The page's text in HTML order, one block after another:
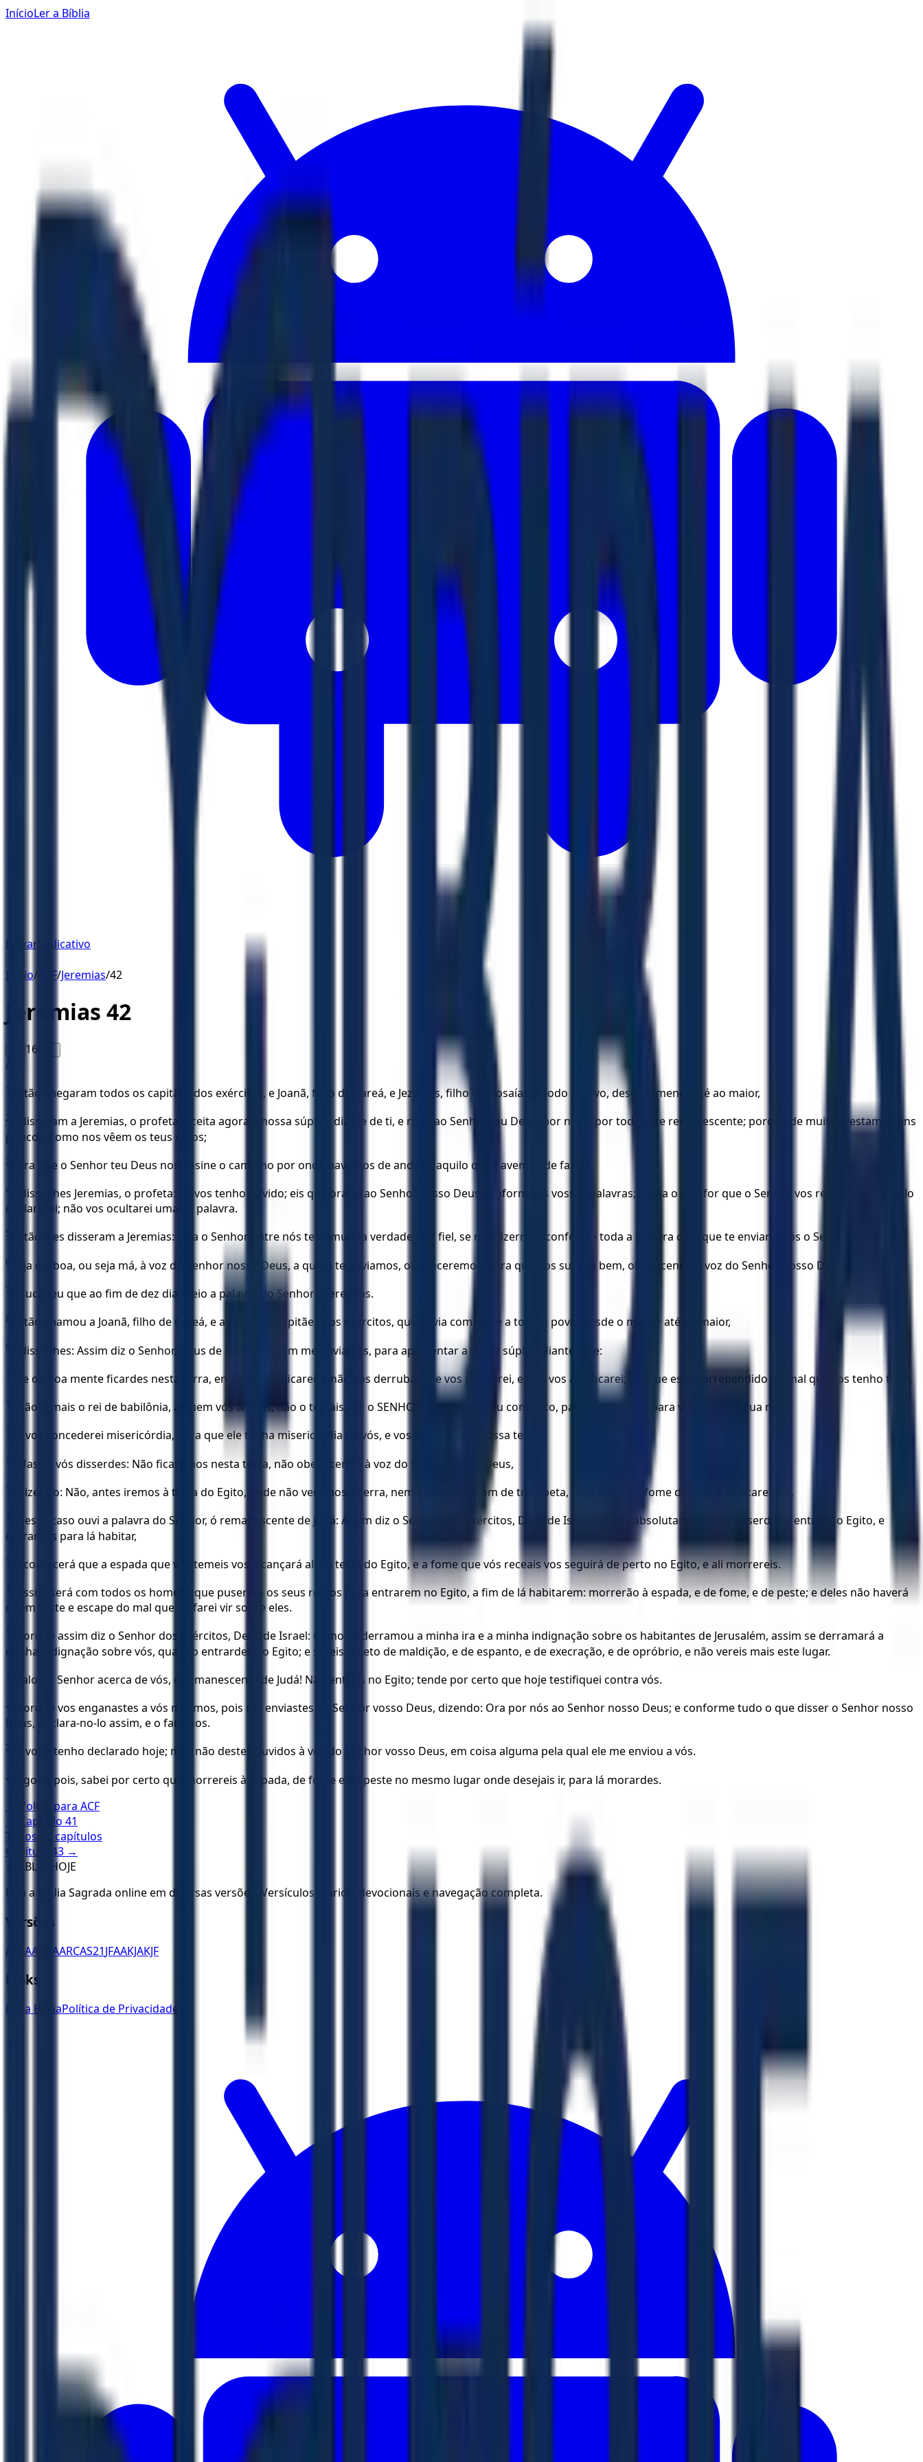
InícioLer a Bíblia
Baixar Aplicativo
Início/ ACF/Jeremias/42
Jeremias 42
16 A+
ACF
1 Então chegaram todos os capitães dos exércitos, e Joanã, filho de Careá, e Jezanias, filho de Hosaías, e todo o povo, desde o menor até ao maior,
2
E disseram a Jeremias, o profeta: Aceita agora a nossa súplica diante de ti, e roga ao Senhor teu Deus, por nós e por todo este remanescente; porque de muitos restamos uns
poucos, como nos vêem os teus olhos;
3 Para que o Senhor teu Deus nos ensine o caminho por onde havemos de andar e aquilo que havemos de fazer.
4
E disse-lhes Jeremias, o profeta: Eu vos tenho ouvido; eis que orarei ao Senhor vosso Deus conforme as vossas palavras; e seja o que for que o Senhor vos responder eu vo-lo
declararei; não vos ocultarei uma só palavra.
5 Então eles disseram a Jeremias: Seja o Senhor entre nós testemunha verdadeira e fiel, se não fizermos conforme toda a palavra com que te enviar a nós o Senhor teu Deus.
6 Seja ela boa, ou seja má, à voz do Senhor nosso Deus, a quem te enviamos, obedeceremos, para que nos suceda bem, obedecendo à voz do Senhor nosso Deus.
7 E sucedeu que ao fim de dez dias veio a palavra do Senhor a Jeremias.
8 Então chamou a Joanã, filho de Careá, e a todos os capitães dos exércitos, que havia com ele, e a todo o povo, desde o menor até ao maior,
9 E disse-lhes: Assim diz o Senhor, Deus de Israel, a quem me enviastes, para apresentar a vossa súplica diante dele:
10 Se de boa mente ficardes nesta terra, então vos edificarei, e não vos derrubarei; e vos plantarei, e não vos arrancarei; porque estou arrependido do mal que vos tenho feito.
11 Não temais o rei de babilônia, a quem vós temeis; não o temais, diz o SENHOR, porque eu sou convosco, para vos salvar e para vos livrar da sua mão.
12 E vos concederei misericórdia, para que ele tenha misericórdia de vós, e vos faça voltar à vossa terra.
13 Mas se vós disserdes: Não ficaremos nesta terra, não obedecendo à voz do Senhor vosso Deus,
14 Dizendo: Não, antes iremos à terra do Egito, onde não veremos guerra, nem ouviremos som de trombeta, nem teremos fome de pão, e ali ficaremos,
15
Nesse caso ouvi a palavra do Senhor, ó remanescente de Judá: Assim diz o Senhor dos Exércitos, Deus de Israel: Se vós absolutamente propuserdes a entrar no Egito, e
entrardes para lá habitar,
16 Acontecerá que a espada que vós temeis vos alcançará ali na terra do Egito, e a fome que vós receais vos seguirá de perto no Egito, e ali morrereis.
17
Assim será com todos os homens que puseram os seus rostos para entrarem no Egito, a fim de lá habitarem: morrerão à espada, e de fome, e de peste; e deles não haverá
quem reste e escape do mal que eu farei vir sobre eles.
18
Porque assim diz o Senhor dos Exércitos, Deus de Israel: Como se derramou a minha ira e a minha indignação sobre os habitantes de Jerusalém, assim se derramará a
minha indignação sobre vós, quando entrardes no Egito; e sereis objeto de maldição, e de espanto, e de execração, e de opróbrio, e não vereis mais este lugar.
19 Falou o Senhor acerca de vós, ó remanescente de Judá! Não entreis no Egito; tende por certo que hoje testifiquei contra vós.
20
Porque vos enganastes a vós mesmos, pois me enviastes ao Senhor vosso Deus, dizendo: Ora por nós ao Senhor nosso Deus; e conforme tudo o que disser o Senhor nosso
Deus, declara-no-lo assim, e o faremos.
21 E vo-lo tenho declarado hoje; mas não destes ouvidos à voz do Senhor vosso Deus, em coisa alguma pela qual ele me enviou a vós.
22
Agora, pois, sabei por certo que morrereis à espada, de fome e de peste no mesmo lugar onde desejais ir, para lá morardes.
← Voltar para ACF
← Capítulo 41
Todos os capítulos
Capítulo
43 →
BÍBLIA HOJE
Leia a Bíblia Sagrada online em diversas versões. Versículos diários, devocionais e navegação completa.
Versões
ACFAA ARAARCAS21JFAAKJAKJF
Links
Ler a BíbliaPolítica de Privacidade